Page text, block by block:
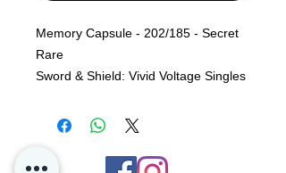
Memory Capsule - 202/185 - Secret
Rare
Sword & Shield: Vivid Voltage Singles
polise på løs kort hos oss i P4D.